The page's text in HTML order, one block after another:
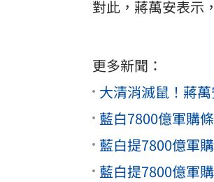
對此，蔣萬安表示
更多新聞：
大清消滅鼠！蔣
藍白7800億軍購
藍白提7800億軍
藍白提7800億軍